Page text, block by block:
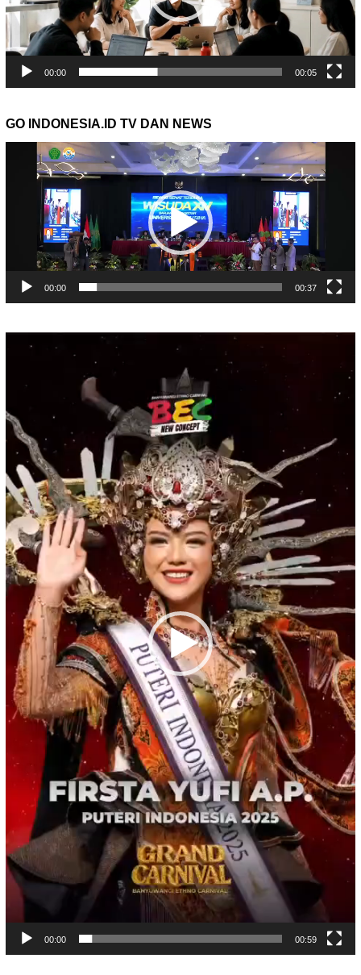
00:00 00:05
GO INDONESIA.ID TV DAN NEWS
Pemutar
00:00 00:37
00:00 00:59